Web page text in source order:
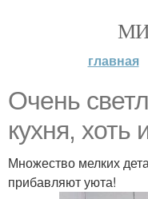
главная
Очень
кухня, хоть
Множество мелких
прибавляют уюта!